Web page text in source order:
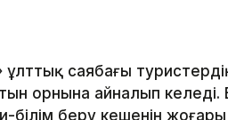
саябағы
орнына айналып келеді.
білім беру кешенін